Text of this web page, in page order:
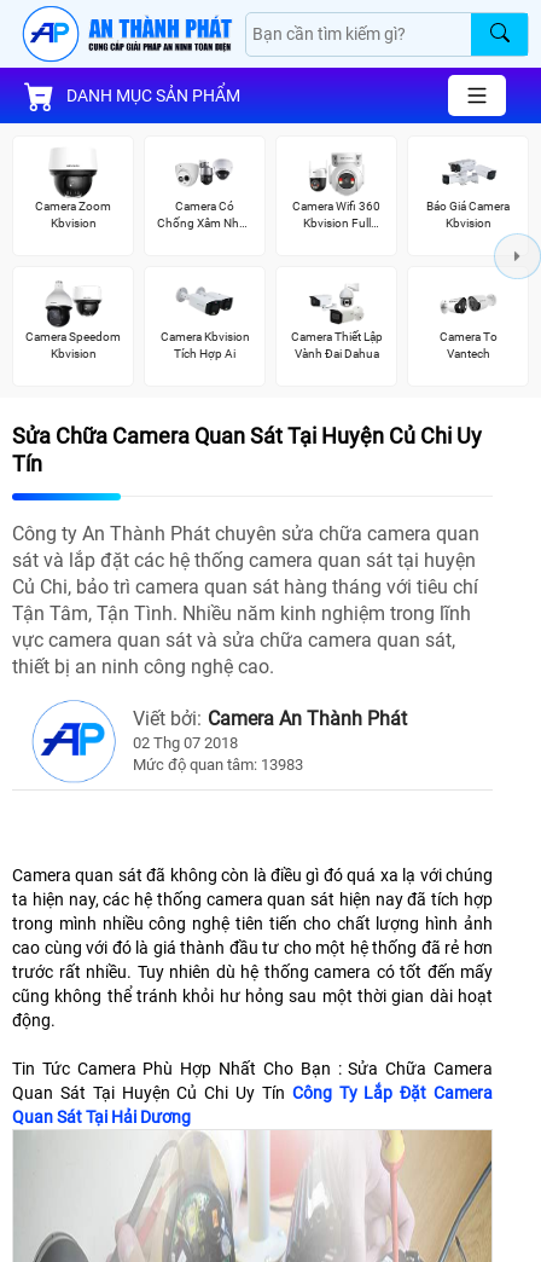
DANH MỤC SẢN PHẨM
Camera Zoom
Kbvision
Camera Có
Chống Xâm Nhập
Camera Wifi 360
Kbvision Full
Báo Giá Camera
Kbvision
Camera Speedom
Kbvision
Camera Kbvision
Tích Hợp Ai
Camera Thiết Lập
Vành Đai Dahua
Camera To
Vantech
Sửa Chữa Camera Quan Sát Tại Huyện Củ Chi Uy
Tín
Công ty An Thành Phát chuyên sửa chữa camera quan
sát và lắp đặt các hệ thống camera quan sát tại huyện
Củ Chi, bảo trì camera quan sát hàng tháng với tiêu chí
Tận Tâm, Tận Tình. Nhiều năm kinh nghiệm trong lĩnh
vực camera quan sát và sửa chữa camera quan sát,
thiết bị an ninh công nghệ cao.
Viết bởi: Camera An Thành Phát
02 Thg 07 2018
Mức độ quan tâm: 13983
Camera quan sát đã không còn là điều gì đó quá xa lạ với chúng
ta hiện nay, các hệ thống camera quan sát hiện nay đã tích hợp
trong mình nhiều công nghệ tiên tiến cho chất lượng hình ảnh
cao cùng với đó là giá thành đầu tư cho một hệ thống đã rẻ hơn
trước rất nhiều. Tuy nhiên dù hệ thống camera có tốt đến mấy
cũng không thể tránh khỏi hư hỏng sau một thời gian dài hoạt
động.
Tin Tức Camera Phù Hợp Nhất Cho Bạn : Sửa Chữa Camera
Quan Sát Tại Huyện Củ Chi Uy Tín Công Ty Lắp Đặt Camera
Quan Sát Tại Hải Dương